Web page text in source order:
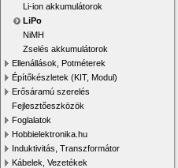
Li-ion akkumulátorok
LiPo
NiMH
Zselés akkumulátorok
Ellenállások, Potméterek
Építőkészletek (KIT, Modul)
Erősáramú szerelés
Fejlesztőeszközök
Foglalatok
Hobbielektronika.hu
Induktivitás, Transzformátor
Kábelek, Vezetékek